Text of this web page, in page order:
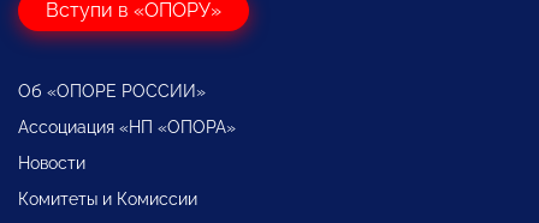
Вступи в «ОПОРУ»
Об «ОПОРЕ РОССИИ»
Ассоциация «НП «ОПОРА»
Новости
Комитеты и Комиссии